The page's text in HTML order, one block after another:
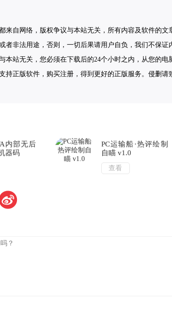
来自网络，版权争议与本站无关，所有内容及软件的
者非法用途，否则，一切后果请用户自负，我们不保证
本站无关，您必须在下载后的24个小时之内，从您的
持正版软件，购买注册，得到更好的正版服务。侵删请
内部无后
器码
PC运输船·热评绘制
自瞄 v1.0
查看